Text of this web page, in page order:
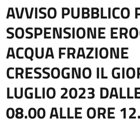
AVVISO PUBBLICO
SOSPENSIONE
ACQUA FRAZIONE
CRESSOGNO IL
LUGLIO 2023
08.00 ALLE ORE